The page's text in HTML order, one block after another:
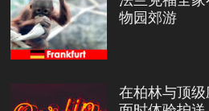
物园郊游
在柏林与顶